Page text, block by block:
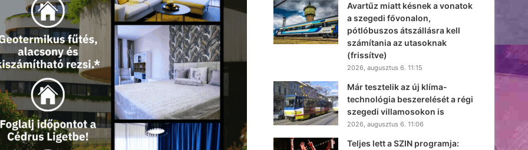
Avartűz miatt késnek a vonatok
a szegedi fővonalon,
pótlóbuszos átszállásra kell
számítania az utasoknak
(frissítve)
2026, augusztus 6. 11:15
Már tesztelik az új klíma-
technológia beszerelését a régi
szegedi villamosokon is
2026, augusztus 6. 11:06
Teljes lett a SZIN programja: